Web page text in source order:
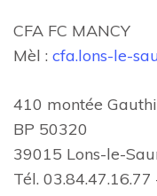
CFA FC MANCY
Mèl : cfa.lons-le-
410 montée
BP 50320
39015 Lons-le-
Tél.